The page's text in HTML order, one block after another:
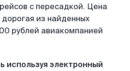
с пересадкой. Цена
из найденных
рублей авиакомпанией
используя электронный